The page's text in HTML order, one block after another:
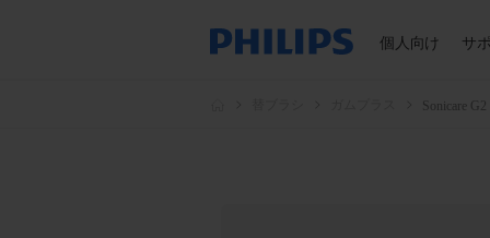
個人向け サ
Sonicare